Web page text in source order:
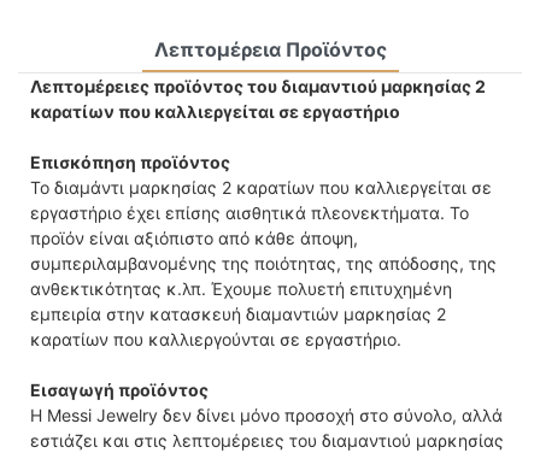
Λεπτομέρεια Προϊόντος
Λεπτομέρειες προϊόντος του διαμαντιού μαρκησίας 2
καρατίων που καλλιεργείται σε εργαστήριο
Επισκόπηση προϊόντος
Το διαμάντι μαρκησίας 2 καρατίων που καλλιεργείται σε
εργαστήριο έχει επίσης αισθητικά πλεονεκτήματα. Το
προϊόν είναι αξιόπιστο από κάθε άποψη,
συμπεριλαμβανομένης της ποιότητας, της απόδοσης, της
ανθεκτικότητας κ.λπ. Έχουμε πολυετή επιτυχημένη
εμπειρία στην κατασκευή διαμαντιών μαρκησίας 2
καρατίων που καλλιεργούνται σε εργαστήριο.
Εισαγωγή προϊόντος
Η Messi Jewelry δεν δίνει μόνο προσοχή στο σύνολο, αλλά
εστιάζει και στις λεπτομέρειες του διαμαντιού μαρκησίας